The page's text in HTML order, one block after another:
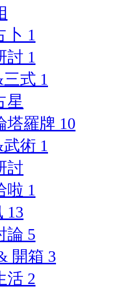
卜 1
討 1
式 1
星
塔羅牌 10
術 1
討
啦 1
13
論 5
開箱 3
活 2